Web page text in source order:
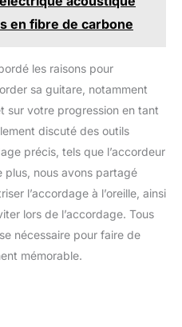
en fibre de carbone
les raisons pour
sa guitare, notamment
sur votre progression en tant
discuté des outils
précis, tels que l’accordeur
plus, nous avons partagé
l’accordage à l’oreille, ainsi
lors de l’accordage. Tous
nécessaire pour faire de
mémorable.